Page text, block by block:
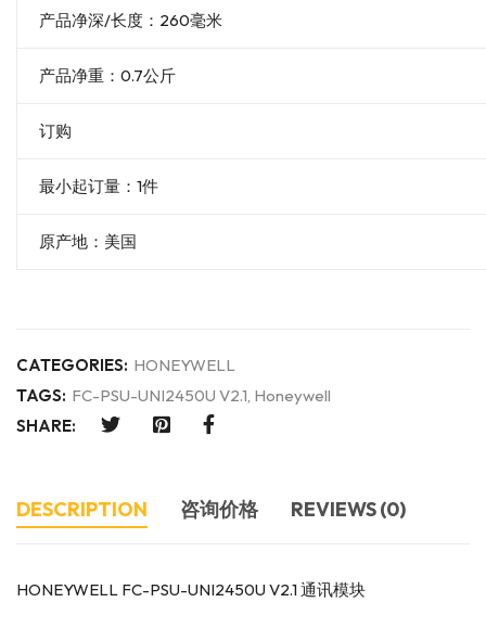
产品净深/长度：260毫米
产品净重：0.7公斤
订购
最小起订量：1件
原产地：美国
CATEGORIES: HONEYWELL
TAGS: FC-PSU-UNI2450U V2.1, Honeywell
SHARE:
DESCRIPTION 咨询价格 REVIEWS (0)
HONEYWELL FC-PSU-UNI2450U V2.1 通讯模块